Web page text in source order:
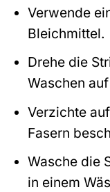
Verwende
Bleichmittel.
Drehe die
Waschen
Verzichte
Fasern
Wasche die
in einem